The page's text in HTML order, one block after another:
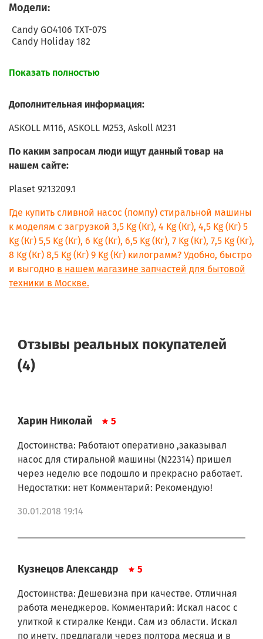
Модели:
Candy GO4106 TXT-07S
Candy Holiday 182
Показать полностью
Дополнительная информация:
ASKOLL M116, ASKOLL M253, Askoll M231
По каким запросам люди ищут данный товар на
нашем сайте:
Plaset 9213209.1
Где купить сливной насос (помпу) стиральной машины
к моделям с загрузкой 3,5 Kg (Кг), 4 Kg (Кг), 4,5 Kg (Кг) 5
Kg (Кг) 5,5 Kg (Кг), 6 Kg (Кг), 6,5 Kg (Кг), 7 Kg (Кг), 7,5 Kg (Кг),
8 Kg (Кг) 8,5 Kg (Кг) 9 Kg (Кг) килограмм? Удобно, быстро
и выгодно в нашем магазине запчастей для бытовой
техники в Москве.
Отзывы реальных покупателей
(4)
Харин Николай 5
Достоинства: Работают оперативно ,заказывал
насос для стиральной машины (N22314) пришел
через неделю все подошло и прекрасно работает.
Недостатки: нет Комментарий: Рекомендую!
30.01.2018 19:14
Кузнецов Александр 5
Достоинства: Дешевизна при качестве. Отличная
работа менеджеров. Комментарий: Искал насос с
улиткой к стиралке Кенди. Сам из области. Искал
по инету, предлагали через полтора месяца и в